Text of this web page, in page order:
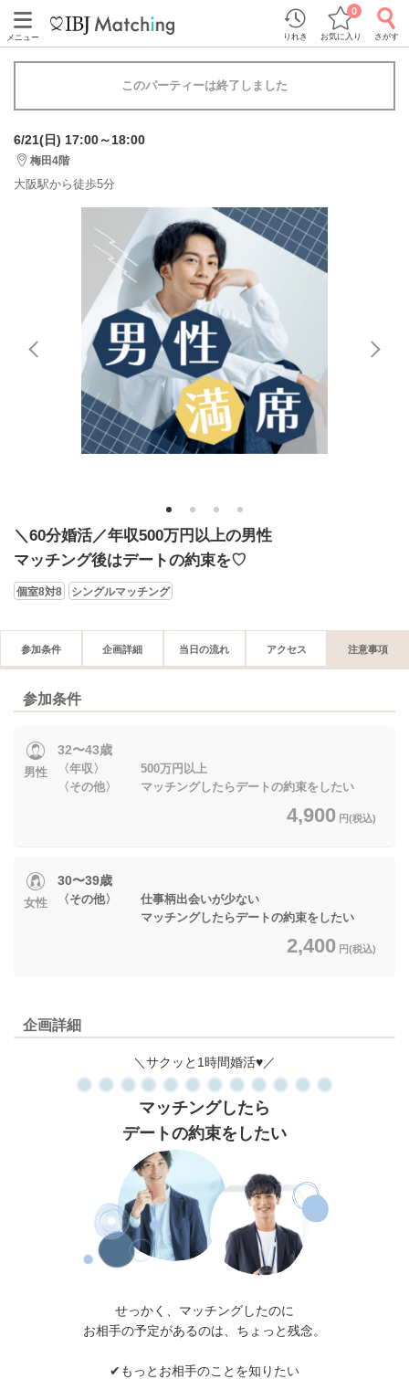
メニュー りれき お気に入り
0
さがす
このパーティーは終了しました
6/21(日) 17:00～18:00
梅田4階
大阪駅から徒歩5分
1 2 3 4
＼60分婚活／年収500万円以上の男性
マッチング後はデートの約束を♡
個室8対8 シングルマッチング
参加条件 企画詳細 当日の流れ アクセス 注意事項
参加条件
男性
32〜43歳
〈年収〉 500万円以上
〈その他〉 マッチングしたらデートの約束をしたい
4,900 円(税込)
女性
30〜39歳
〈その他〉 仕事柄出会いが少ない
マッチングしたらデートの約束をしたい
2,400 円(税込)
企画詳細
＼サクッと1時間婚活♥／
マッチングしたら
デートの約束をしたい
せっかく、マッチングしたのに
お相手の予定があるのは、ちょっと残念。
✔もっとお相手のことを知りたい